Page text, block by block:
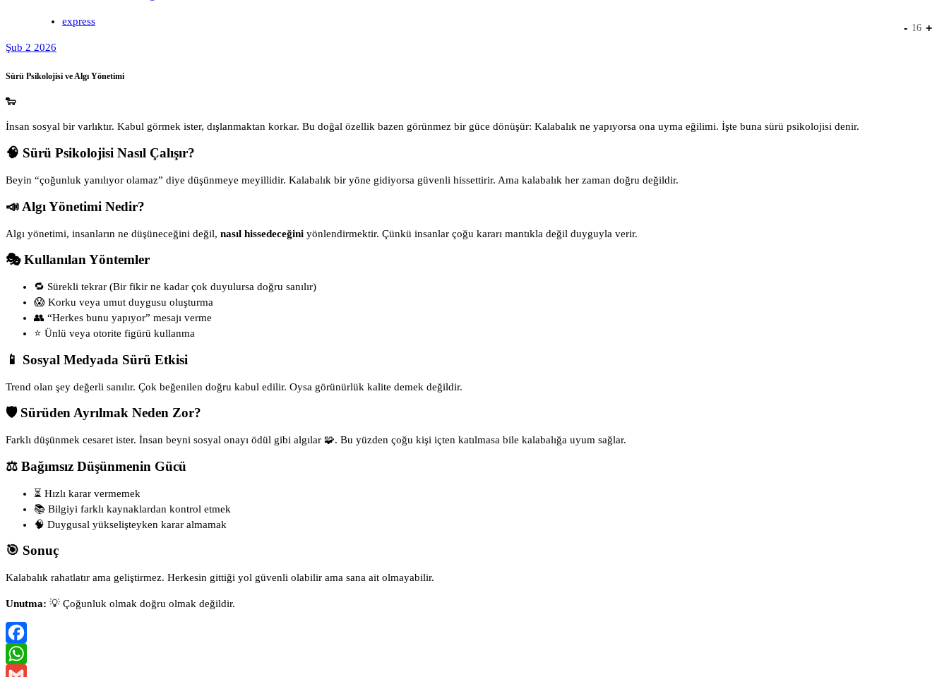
express
Şub 2 2026
Sürü Psikolojisi ve Algı Yönetimi
🐑
İnsan sosyal bir varlıktır. Kabul görmek ister, dışlanmaktan korkar. Bu doğal özellik bazen görünmez bir güce dönüşür: Kalabalık ne yapıyorsa ona uyma eğilimi. İşte buna sürü psikolojisi denir.
🧠 Sürü Psikolojisi Nasıl Çalışır?
Beyin “çoğunluk yanılıyor olamaz” diye düşünmeye meyillidir. Kalabalık bir yöne gidiyorsa güvenli hissettirir. Ama kalabalık her zaman doğru değildir.
📣 Algı Yönetimi Nedir?
Algı yönetimi, insanların ne düşüneceğini değil, nasıl hissedeceğini yönlendirmektir. Çünkü insanlar çoğu kararı mantıkla değil duyguyla verir.
🎭 Kullanılan Yöntemler
🔁 Sürekli tekrar (Bir fikir ne kadar çok duyulursa doğru sanılır)
😱 Korku veya umut duygusu oluşturma
👥 “Herkes bunu yapıyor” mesajı verme
⭐ Ünlü veya otorite figürü kullanma
📱 Sosyal Medyada Sürü Etkisi
Trend olan şey değerli sanılır. Çok beğenilen doğru kabul edilir. Oysa görünürlük kalite demek değildir.
🛡 Sürüden Ayrılmak Neden Zor?
Farklı düşünmek cesaret ister. İnsan beyni sosyal onayı ödül gibi algılar 🧩. Bu yüzden çoğu kişi içten katılmasa bile kalabalığa uyum sağlar.
⚖️ Bağımsız Düşünmenin Gücü
⏳ Hızlı karar vermemek
📚 Bilgiyi farklı kaynaklardan kontrol etmek
🧠 Duygusal yükselişteyken karar almamak
🎯 Sonuç
Kalabalık rahatlatır ama geliştirmez. Herkesin gittiği yol güvenli olabilir ama sana ait olmayabilir.
Unutma: 💡 Çoğunluk olmak doğru olmak değildir.
Facebook
- 16 +